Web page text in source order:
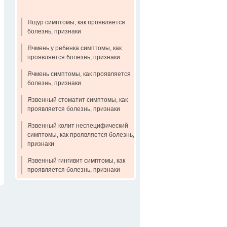
Ящур симптомы, как проявляется
болезнь, признаки
Ячмень у ребенка симптомы, как
проявляется болезнь, признаки
Ячмень симптомы, как проявляется
болезнь, признаки
Язвенный стоматит симптомы, как
проявляется болезнь, признаки
Язвенный колит неспецифический
симптомы, как проявляется болезнь,
признаки
Язвенный гингивит симптомы, как
проявляется болезнь, признаки